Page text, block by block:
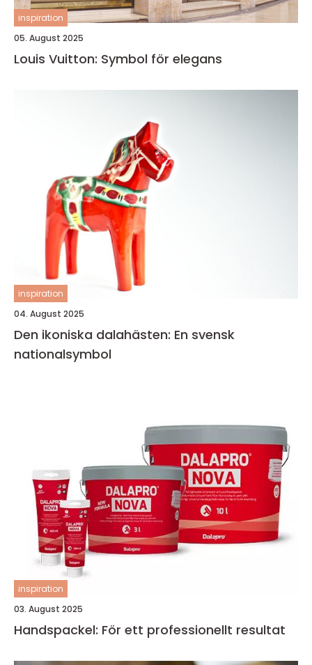
inspiration
05. August 2025
Louis Vuitton: Symbol för elegans
inspiration
04. August 2025
Den ikoniska dalahästen: En svensk
nationalsymbol
inspiration
03. August 2025
Handspackel: För ett professionellt resultat